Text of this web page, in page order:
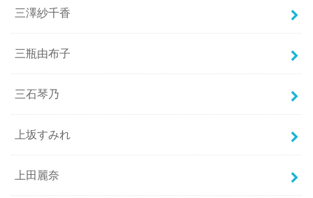
三澤紗千香
三瓶由布子
三石琴乃
上坂すみれ
上田麗奈